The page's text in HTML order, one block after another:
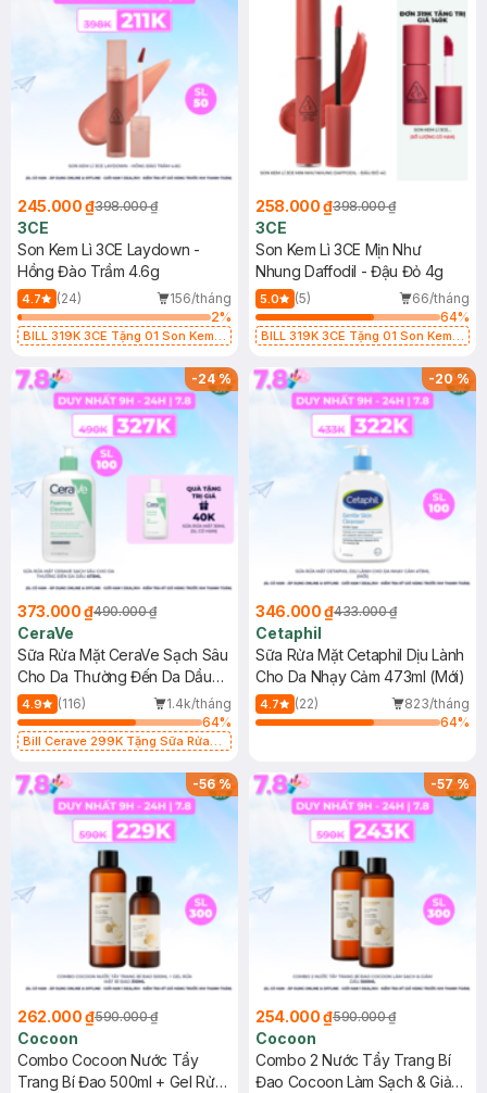
245.000 ₫398.000 ₫
3CE
Son Kem Lì 3CE Laydown -
Hồng Đào Trầm 4.6g
4.7 (24)
156/tháng
2%
BILL 319K 3CE Tặng 01 Son Kem
1.5g (SL có hạn)
258.000 ₫398.000 ₫
3CE
Son Kem Lì 3CE Mịn Như
Nhung Daffodil - Đậu Đỏ 4g
5.0 (5)
66/tháng
64%
BILL 319K 3CE Tặng 01 Son Kem
1.5g (SL có hạn)
-24%
373.000 ₫490.000 ₫
CeraVe
Sữa Rửa Mặt CeraVe Sạch Sâu
Cho Da Thường Đến Da Dầu
473ml
4.9 (116)
1.4k/tháng
64%
Bill Cerave 299K Tặng Sữa Rửa
-20%
346.000 ₫433.000 ₫
Cetaphil
Sữa Rửa Mặt Cetaphil Dịu Lành
Cho Da Nhạy Cảm 473ml (Mới)
4.7 (22)
823/tháng
64%
-56%
262.000 ₫590.000 ₫
Cocoon
Combo Cocoon Nước Tẩy
Trang Bí Đao 500ml + Gel Rửa
-57%
254.000 ₫590.000 ₫
Cocoon
Combo 2 Nước Tẩy Trang Bí
Đao Cocoon Làm Sạch & Giảm